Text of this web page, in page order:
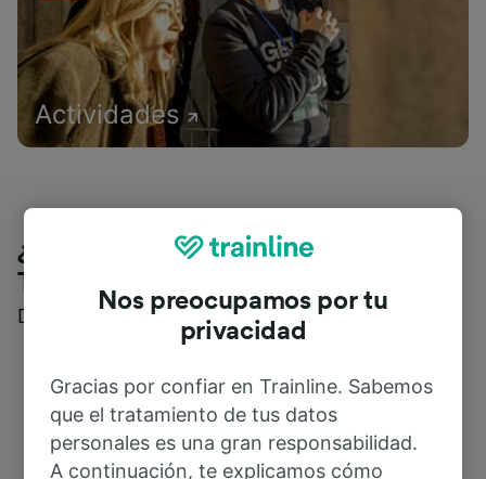
Actividades
¿Qué piensan nuestros clientes de
Trainline?
Descubre reseñas reales de nuestros viajeros
Nos preocupamos por tu
privacidad
Gracias por confiar en Trainline. Sabemos
que el tratamiento de tus datos
personales es una gran responsabilidad.
A continuación, te explicamos cómo